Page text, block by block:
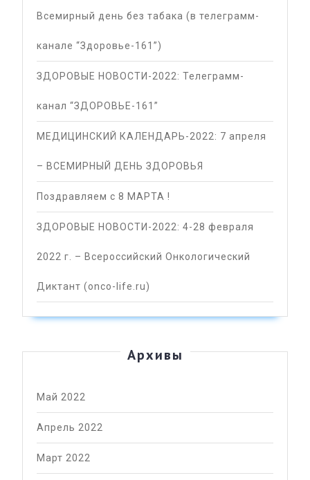
Всемирный день без табака (в телеграмм-
канале “Здоровье-161”)
ЗДОРОВЫЕ НОВОСТИ-2022: Телеграмм-
канал “ЗДОРОВЬЕ-161”
МЕДИЦИНСКИЙ КАЛЕНДАРЬ-2022: 7 апреля
– ВСЕМИРНЫЙ ДЕНЬ ЗДОРОВЬЯ
Поздравляем с 8 МАРТА !
ЗДОРОВЫЕ НОВОСТИ-2022: 4-28 февраля
2022 г. – Всероссийский Онкологический
Диктант (onco-life.ru)
Архивы
Май 2022
Апрель 2022
Март 2022